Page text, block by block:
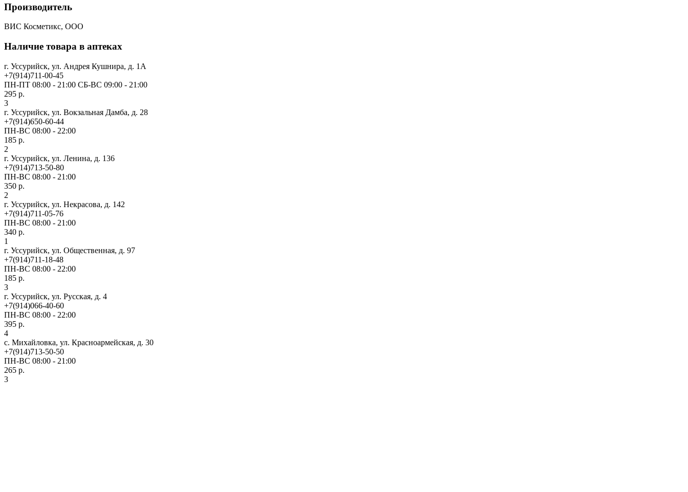
Производитель
ВИС Косметикс, ООО
Наличие товара в аптеках
г. Уссурийск, ул. Андрея Кушнира, д. 1А
+7(914)711-00-45
ПН-ПТ 08:00 - 21:00 СБ-ВС 09:00 - 21:00
295 р.
3
г. Уссурийск, ул. Вокзальная Дамба, д. 28
+7(914)650-60-44
ПН-ВС 08:00 - 22:00
185 р.
2
г. Уссурийск, ул. Ленина, д. 136
+7(914)713-50-80
ПН-ВС 08:00 - 21:00
350 р.
2
г. Уссурийск, ул. Некрасова, д. 142
+7(914)711-05-76
ПН-ВС 08:00 - 21:00
340 р.
1
г. Уссурийск, ул. Общественная, д. 97
+7(914)711-18-48
ПН-ВС 08:00 - 22:00
185 р.
3
г. Уссурийск, ул. Русская, д. 4
+7(914)066-40-60
ПН-ВС 08:00 - 22:00
395 р.
4
с. Михайловка, ул. Красноармейская, д. 30
+7(914)713-50-50
ПН-ВС 08:00 - 21:00
265 р.
3